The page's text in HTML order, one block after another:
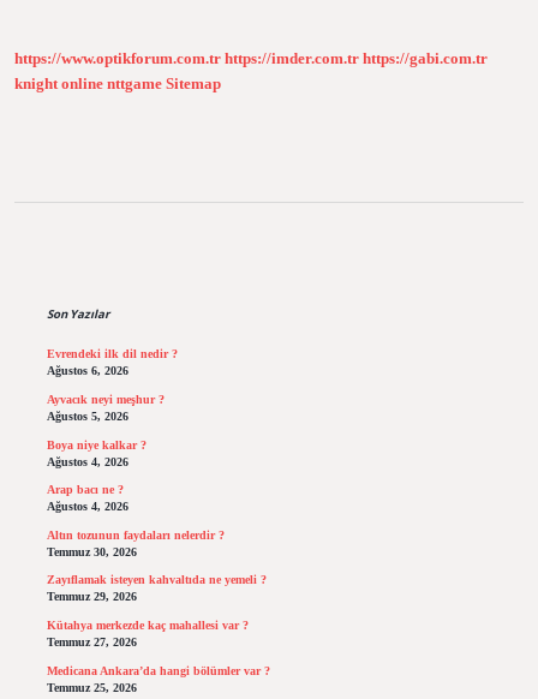
https://www.optikforum.com.tr https://imder.com.tr https://gabi.com.tr
knight online nttgame Sitemap
Son Yazılar
Evrendeki ilk dil nedir ?
Ağustos 6, 2026
Ayvacık neyi meşhur ?
Ağustos 5, 2026
Boya niye kalkar ?
Ağustos 4, 2026
Arap bacı ne ?
Ağustos 4, 2026
Altın tozunun faydaları nelerdir ?
Temmuz 30, 2026
Zayıflamak isteyen kahvaltıda ne yemeli ?
Temmuz 29, 2026
Kütahya merkezde kaç mahallesi var ?
Temmuz 27, 2026
Medicana Ankara’da hangi bölümler var ?
Temmuz 25, 2026